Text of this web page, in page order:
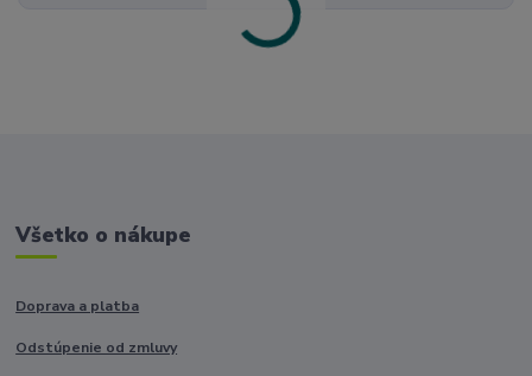
Všetko o nákupe
Doprava a platba
Odstúpenie od zmluvy